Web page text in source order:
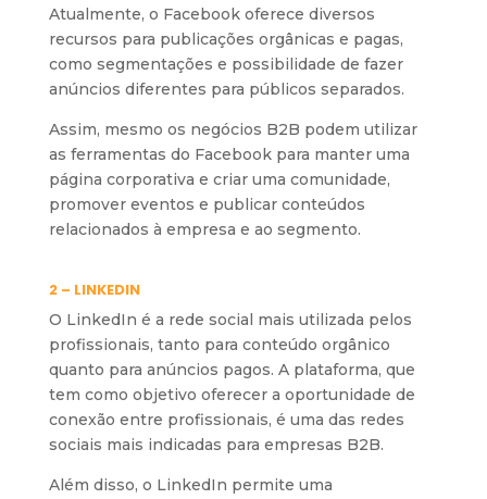
Atualmente, o Facebook oferece diversos
recursos para publicações orgânicas e pagas,
como segmentações e possibilidade de fazer
anúncios diferentes para públicos separados.
Assim, mesmo os negócios B2B podem utilizar
as ferramentas do Facebook para manter uma
página corporativa e criar uma comunidade,
promover eventos e publicar conteúdos
relacionados à empresa e ao segmento.
2 – LINKEDIN
O LinkedIn é a rede social mais utilizada pelos
profissionais, tanto para conteúdo orgânico
quanto para anúncios pagos. A plataforma, que
tem como objetivo oferecer a oportunidade de
conexão entre profissionais, é uma das redes
sociais mais indicadas para empresas B2B.
Além disso, o LinkedIn permite uma